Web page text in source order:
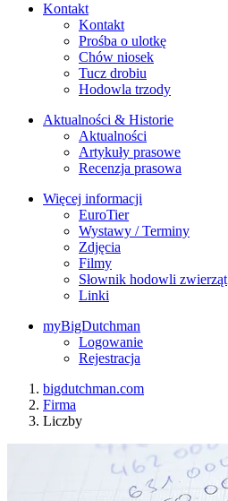
Kontakt
Kontakt
Prośba o ulotkę
Chów niosek
Tucz drobiu
Hodowla trzody
Aktualności & Historie
Aktualności
Artykuły prasowe
Recenzja prasowa
Więcej informacji
EuroTier
Wystawy / Terminy
Zdjęcia
Filmy
Słownik hodowli zwierząt
Linki
myBigDutchman
Logowanie
Rejestracja
bigdutchman.com
Firma
Liczby